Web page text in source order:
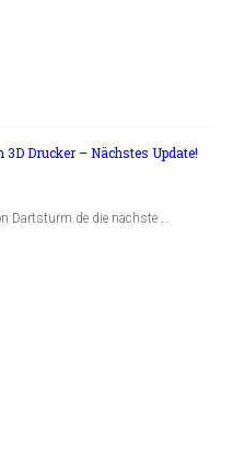
Drucker – Nächstes Update!
Dartsturm.de die nächste …